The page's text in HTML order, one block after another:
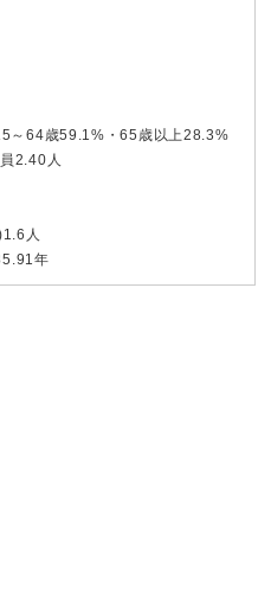
～64歳59.1%・65歳以上28.3%
2.40人
人
年